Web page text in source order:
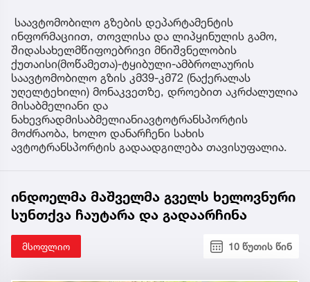
დრომდე ეძებენ
საავტომობილო გზების დეპარტამენტის
ინფორმაციით, თოვლისა და ლიპყინულის გამო,
შიდასახელმწიფოებრივი მნიშვნელობის
ქუთაისი(მოწამეთა)-ტყიბული-ამბროლაურის
საავტომობილო გზის კმ39-კმ72 (ნაქერალას
უღელტეხილი) მონაკვეთზე, დროებით აკრძალულია
მისაბმელიანი და
ნახევრადმისაბმელიანიავტოტრანსპორტის
მოძრაობა, ხოლო დანარჩენი სახის
ავტოტრანსპორტის გადაადგილება თავისუფალია.
ინდოელმა მაშველმა გველს ხელოვნური
სუნთქვა ჩაუტარა და გადაარჩინა
მსოფლიო 10 წუთის წინ